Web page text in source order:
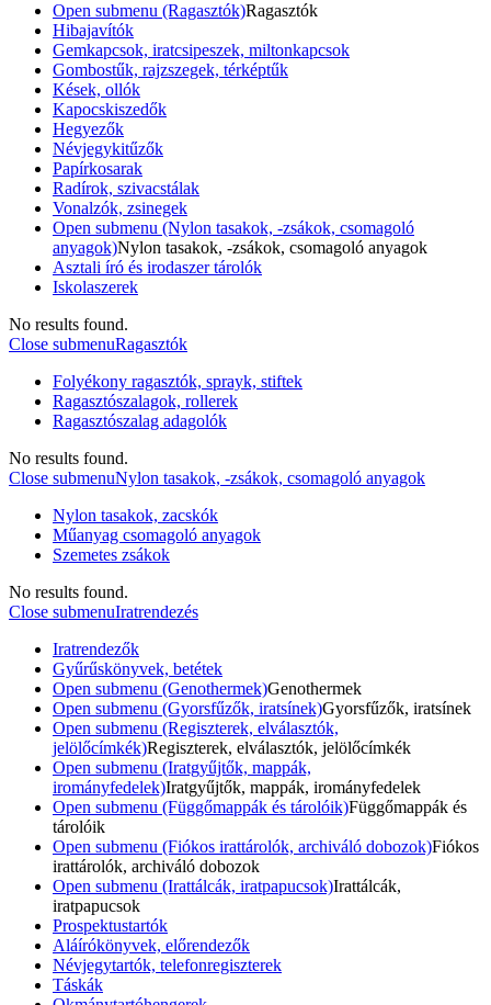
Open submenu (Ragasztók)Ragasztók
Hibajavítók
Gemkapcsok, iratcsipeszek, miltonkapcsok
Gombostűk, rajzszegek, térképtűk
Kések, ollók
Kapocskiszedők
Hegyezők
Névjegykitűzők
Papírkosarak
Radírok, szivacstálak
Vonalzók, zsinegek
Open submenu (Nylon tasakok, -zsákok, csomagoló
anyagok)Nylon tasakok, -zsákok, csomagoló anyagok
Asztali író és irodaszer tárolók
Iskolaszerek
No results found.
Close submenuRagasztók
Folyékony ragasztók, sprayk, stiftek
Ragasztószalagok, rollerek
Ragasztószalag adagolók
No results found.
Close submenuNylon tasakok, -zsákok, csomagoló anyagok
Nylon tasakok, zacskók
Műanyag csomagoló anyagok
Szemetes zsákok
No results found.
Close submenuIratrendezés
Iratrendezők
Gyűrűskönyvek, betétek
Open submenu (Genothermek)Genothermek
Open submenu (Gyorsfűzők, iratsínek)Gyorsfűzők, iratsínek
Open submenu (Regiszterek, elválasztók,
jelölőcímkék)Regiszterek, elválasztók, jelölőcímkék
Open submenu (Iratgyűjtők, mappák,
irományfedelek)Iratgyűjtők, mappák, irományfedelek
Open submenu (Függőmappák és tárolóik)Függőmappák és
tárolóik
Open submenu (Fiókos irattárolók, archiváló dobozok)Fiókos
irattárolók, archiváló dobozok
Open submenu (Irattálcák, iratpapucsok)Irattálcák,
iratpapucsok
Prospektustartók
Aláírókönyvek, előrendezők
Névjegytartók, telefonregiszterek
Táskák